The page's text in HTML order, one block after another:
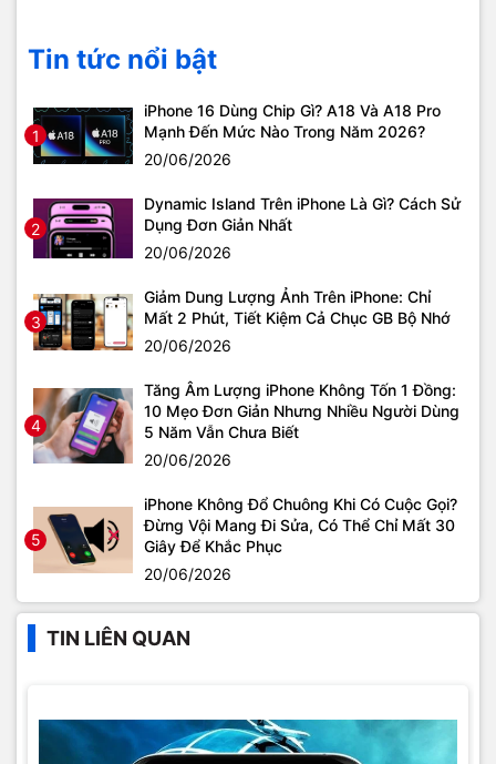
Tin tức nổi bật
1
iPhone 16 Dùng Chip Gì? A18 Và A18 Pro
Mạnh Đến Mức Nào Trong Năm 2026?
20/06/2026
2
Dynamic Island Trên iPhone Là Gì? Cách Sử
Dụng Đơn Giản Nhất
20/06/2026
3
Giảm Dung Lượng Ảnh Trên iPhone: Chỉ
Mất 2 Phút, Tiết Kiệm Cả Chục GB Bộ Nhớ
20/06/2026
4
Tăng Âm Lượng iPhone Không Tốn 1 Đồng:
10 Mẹo Đơn Giản Nhưng Nhiều Người Dùng
5 Năm Vẫn Chưa Biết
20/06/2026
5
iPhone Không Đổ Chuông Khi Có Cuộc Gọi?
Đừng Vội Mang Đi Sửa, Có Thể Chỉ Mất 30
Giây Để Khắc Phục
20/06/2026
TIN LIÊN QUAN